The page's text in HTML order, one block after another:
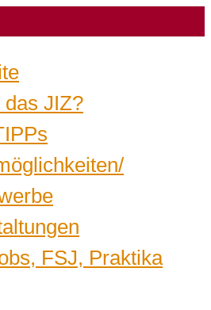
das JIZ?
FSJ, Praktika